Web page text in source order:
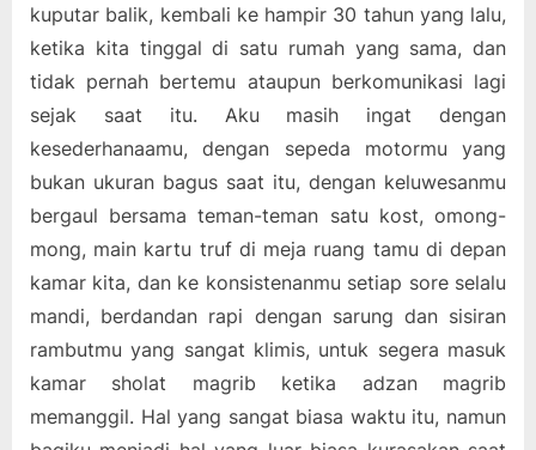
kuputar balik, kembali ke hampir 30 tahun yang lalu,
ketika kita tinggal di satu rumah yang sama, dan
tidak pernah bertemu ataupun berkomunikasi lagi
sejak saat itu. Aku masih ingat dengan
kesederhanaamu, dengan sepeda motormu yang
bukan ukuran bagus saat itu, dengan keluwesanmu
bergaul bersama teman-teman satu kost, omong-
mong, main kartu truf di meja ruang tamu di depan
kamar kita, dan ke konsistenanmu setiap sore selalu
mandi, berdandan rapi dengan sarung dan sisiran
rambutmu yang sangat klimis, untuk segera masuk
kamar sholat magrib ketika adzan magrib
memanggil. Hal yang sangat biasa waktu itu, namun